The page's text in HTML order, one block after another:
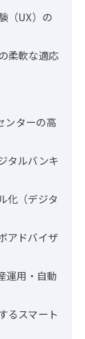
（UX）の
柔軟な適応
ンターの高
タルバンキ
化（デジタ
アドバイザ
運用・自動
るスマート